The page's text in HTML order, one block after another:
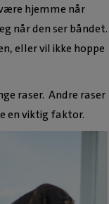
hjemme når
når den ser båndet.
eller vil ikke hoppe
raser. Andre raser
en viktig faktor.